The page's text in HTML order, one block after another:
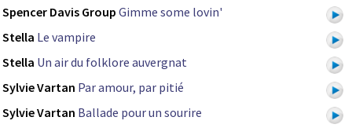
Spencer Davis Group Gimme some lovin'
Stella Le vampire
Stella Un air du folklore auvergnat
Sylvie Vartan Par amour, par pitié
Sylvie Vartan Ballade pour un sourire